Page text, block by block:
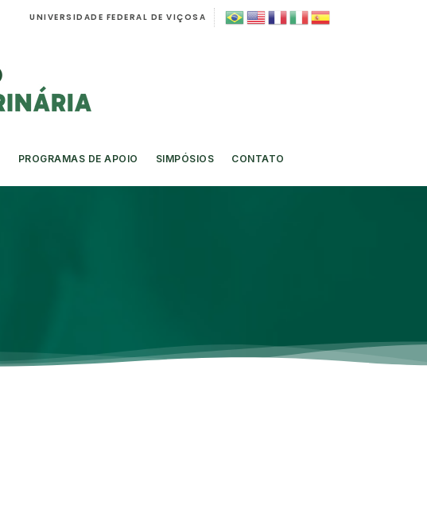
UNIVERSIDADE FEDERAL DE VIÇOSA
PROGRAMAS DE APOIO SIMPÓSIOS CONTATO